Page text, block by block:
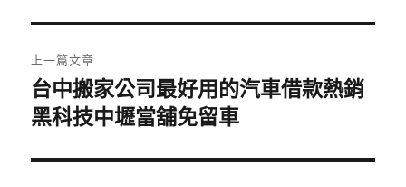
章
導
覽
上一篇文章
上
一
文
台中搬家公司最好用的汽車借款熱銷
黑科技中壢當舖免留車